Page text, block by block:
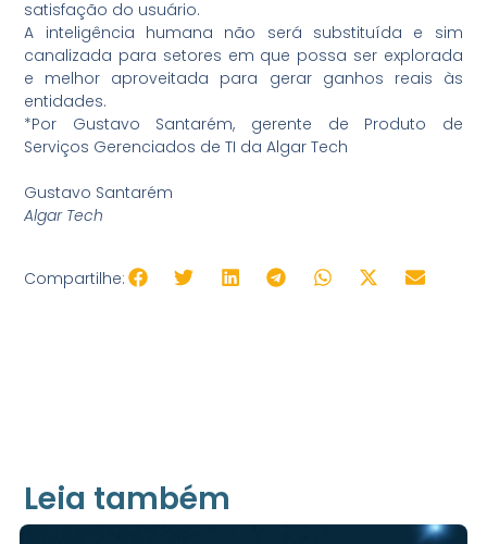
satisfação do usuário.
A inteligência humana não será substituída e sim
canalizada para setores em que possa ser explorada
e melhor aproveitada para gerar ganhos reais às
entidades.
*Por Gustavo Santarém, gerente de Produto de
Serviços Gerenciados de TI da Algar Tech
Gustavo Santarém
Algar Tech
Compartilhe:
Leia também